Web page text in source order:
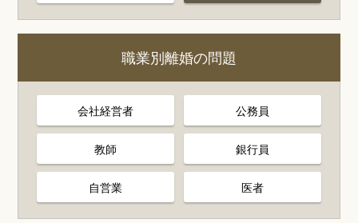
職業別離婚の問題
会社経営者 公務員
教師 銀行員
自営業 医者